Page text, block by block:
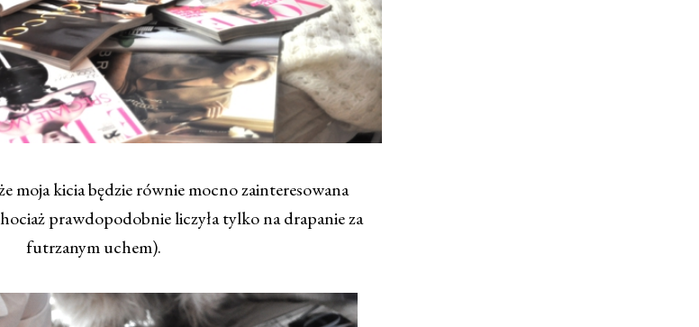
moja kicia będzie równie mocno zainteresowana
prawdopodobnie liczyła tylko na drapanie za
futrzanym uchem).